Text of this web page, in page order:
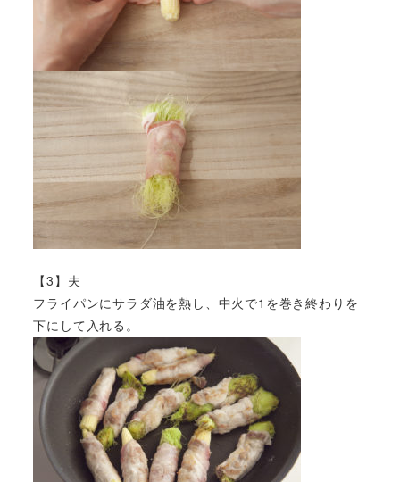
【3】夫
フライパンにサラダ油を熱し、中火で1を巻き終わりを
下にして入れる。